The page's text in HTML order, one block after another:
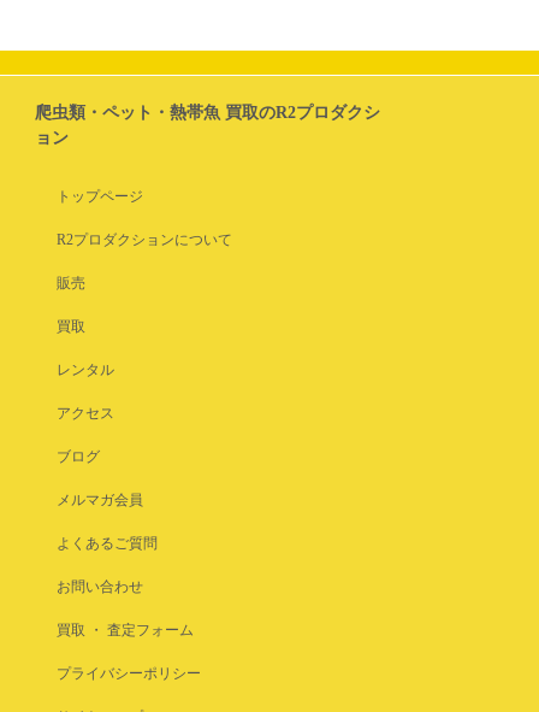
爬虫類・ペット・熱帯魚 買取のR2プロダクシ
ョン
トップページ
R2プロダクションについて
販売
買取
レンタル
アクセス
ブログ
メルマガ会員
よくあるご質問
お問い合わせ
買取 ・ 査定フォーム
プライバシーポリシー